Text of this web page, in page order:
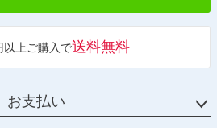
以上ご購入で送料無料
お支払い